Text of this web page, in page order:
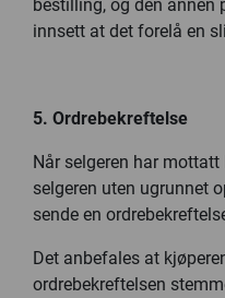
bestilling, og den annen
innsett at det forelå en
5. Ordrebekreftelse
Når selgeren har
selgeren uten ugrunnet
sende en
Det anbefales at
ordrebekreftelsen